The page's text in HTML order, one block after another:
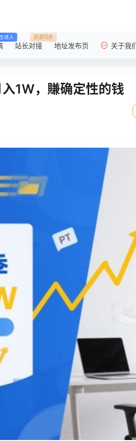
进入
站长对接
资源同步
地址发布页 关于我
1W，賺确定性的钱